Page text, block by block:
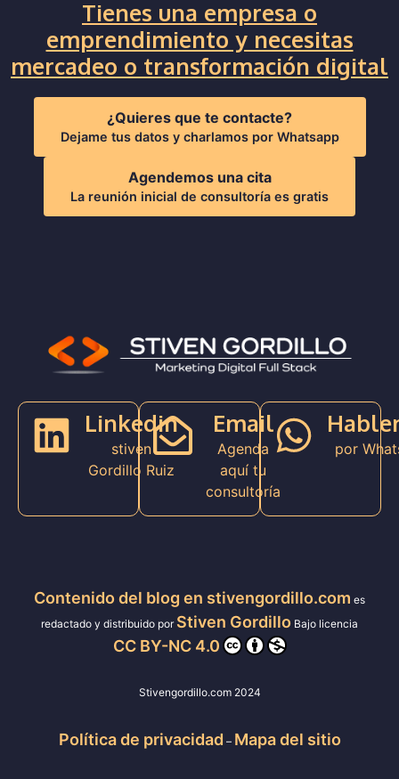
Tienes una empresa o
emprendimiento y necesitas
mercadeo o transformación digital
Agendemos una cita
La reunión inicial de consultoría es gratis
¿Quieres que te contacte?
Dejame tus datos y charlamos por Whatsapp
Linkedin
stiven
Gordillo Ruiz
Email
Agenda
aquí tu
consultoría
por
Contenido del blog en stivengordillo.com es
redactado y distribuido por Stiven Gordillo Bajo licencia
CC BY-NC 4.0
Stivengordillo.com 2024
Política de privacidad – Mapa del sitio